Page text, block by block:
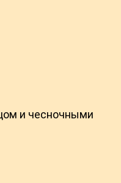
и чесночными